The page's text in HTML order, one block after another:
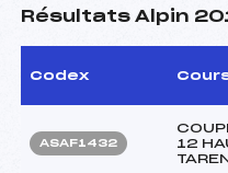
Résultats Alpin
Codex
ASAF1432
12